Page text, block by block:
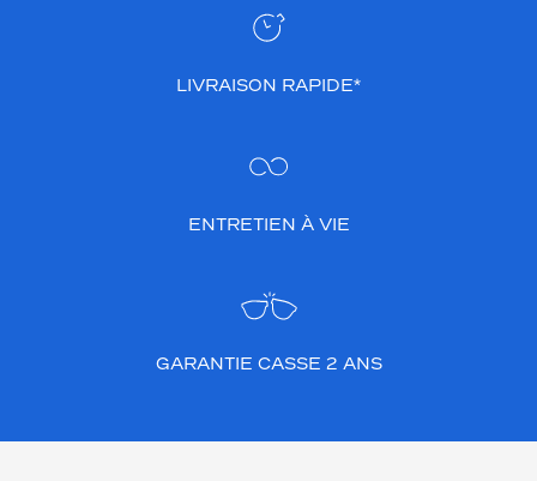
LIVRAISON RAPIDE*
ENTRETIEN À VIE
GARANTIE CASSE 2 ANS